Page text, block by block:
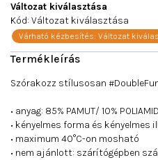
Szórakozz stílusosan
• anyag: 85% PAMUT/ 10%
• kényelmes forma és kényelmes
• maximum 40°C-on mosható
• nem ajánlott: szárítógépben
Változat kiválasztása
Várható kézbesítés: Változat
Kód: Változat kiválasztása